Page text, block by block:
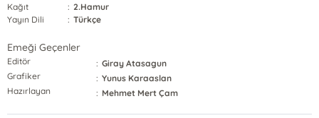
Kağıt
: 2.Hamur
Yayın Dili
: Türkçe
Emeği Geçenler
Editör : Giray Atasagun
Grafiker
: Yunus Karaaslan
Hazırlayan
: Mehmet Mert Çam